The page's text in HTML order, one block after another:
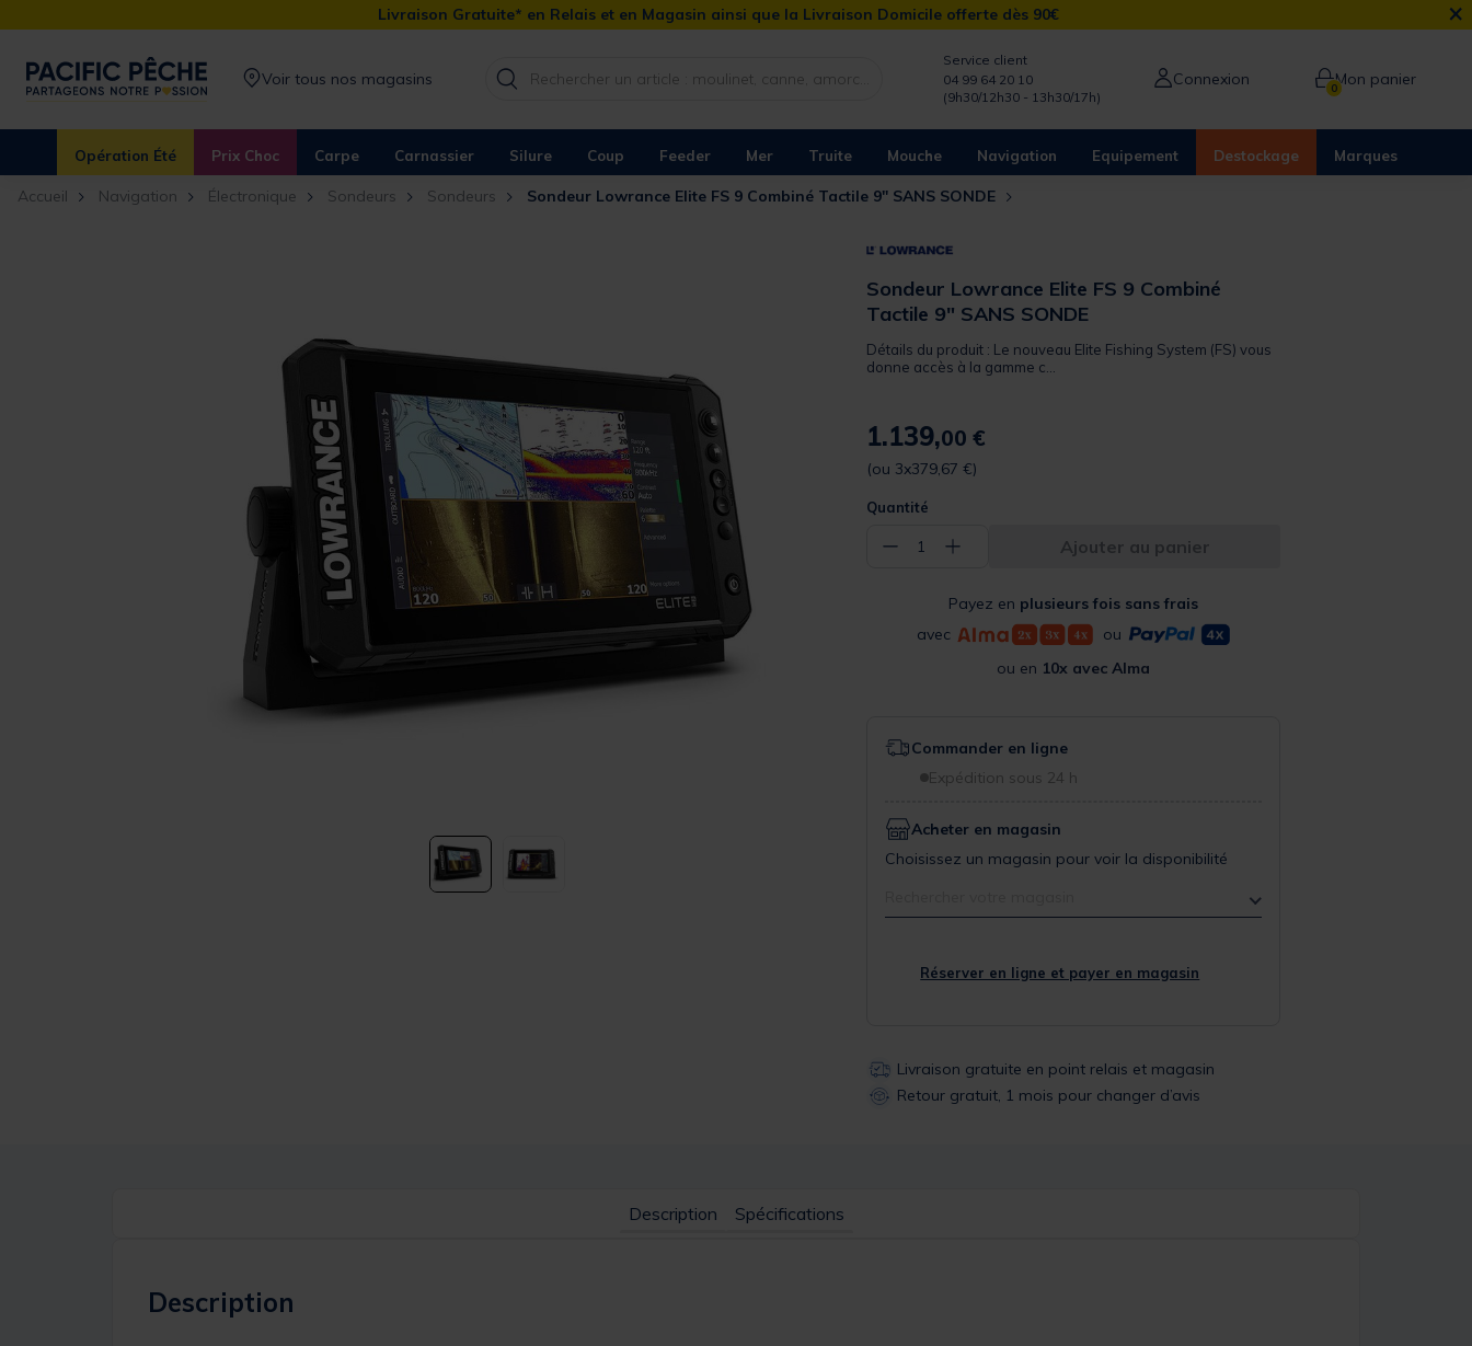
Livraison Gratuite* en Relais et en Magasin ainsi que la Livraison Domicile offerte dès 90€ ×
Voir tous nos magasins
Service client
04 99 64 20 10
(9h30/12h30 - 13h30/17h)
Connexion 0Mon panier
Opération Été Prix Choc Carpe Carnassier Silure Coup Feeder Mer Truite Mouche Navigation Equipement Destockage Marques
Accueil Navigation Électronique Sondeurs Sondeurs Sondeur Lowrance Elite FS 9 Combiné Tactile 9" SANS SONDE
Sondeur Lowrance Elite FS 9 Combiné
Tactile 9" SANS SONDE
Détails du produit : Le nouveau Elite Fishing System (FS) vous
donne accès à la gamme c...
1.139,00 €
(ou 3x379,67 €)
Quantité
− 1 + Ajouter au panier
Payez en plusieurs fois sans frais
avec
ou
ou en 10x avec Alma
Commander en ligne
Expédition sous 24 h
Acheter en magasin
Choisissez un magasin pour voir la disponibilité
Réserver en ligne et payer en magasin
Livraison gratuite en point relais et magasin
Retour gratuit, 1 mois pour changer d’avis
Description Spécifications
Description